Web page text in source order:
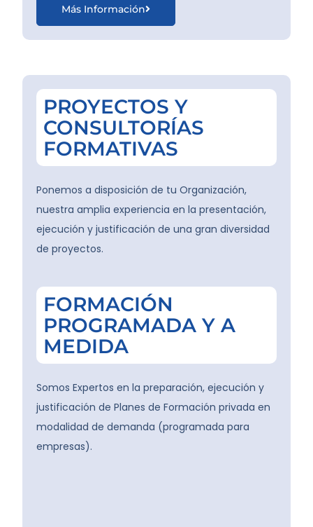
Más Información
PROYECTOS Y
CONSULTORÍAS
FORMATIVAS
Ponemos a disposición de tu Organización,
nuestra amplia experiencia en la presentación,
ejecución y justificación de una gran diversidad
de proyectos.
FORMACIÓN
PROGRAMADA Y A
MEDIDA
Somos Expertos en la preparación, ejecución y
justificación de Planes de Formación privada en
modalidad de demanda (programada para
empresas).